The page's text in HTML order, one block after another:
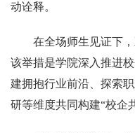
动诠释。
在全场师生见证下
该举措是学院深入推进
建拥抱行业前沿、探索
研等维度共同构建“校企